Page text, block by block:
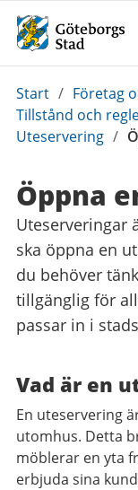
Du
är
här:
Start / Företag
Tillstånd och
Uteservering /
Öppna
Uteserveringar
ska öppna en
du behöver
tillgänglig för
passar in i
Vad är en
En uteservering
utomhus. Detta
möblerar en yta
erbjuda sina